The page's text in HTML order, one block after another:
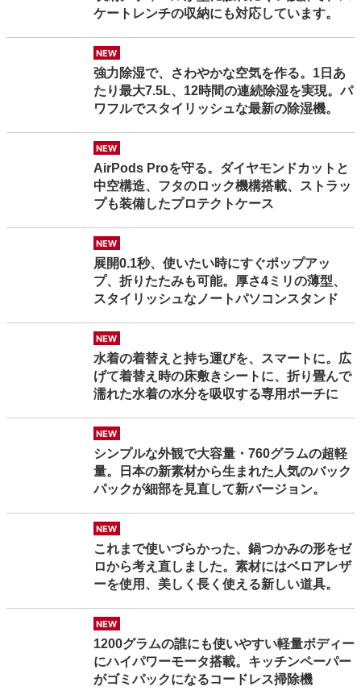
ケートレンチの収納にも対応しています。
強力除湿で、さわやかな空気を作る。1日あ
たり最大7.5L、12時間の連続除湿を実現。パ
ワフルでスタイリッシュな最新の除湿機。
AirPods Proを守る。ダイヤモンドカットと
中空構造、フタのロック機構搭載、ストラッ
プも装備したプロテクトケース
展開0.1秒、使いたい時にすぐポップアッ
プ、折りたたみも可能。厚さ4ミリの薄型、
スタイリッシュなノートパソコンスタンド
水着の着替えと持ち運びを、スマートに。広
げて着替え時の床敷きシートに、折り畳んで
濡れた水着の水分を吸収する専用ポーチに
シンプルな外観で大容量・760グラムの超軽
量。日本の新素材から生まれた人気のバック
パックが細部を見直して新バージョン。
これまで使いづらかった、鍋つかみの形をゼ
ロから考え直しました。素材にはベロアレザ
ーを使用、美しく長く使える新しい道具。
1200グラムの誰にも使いやすい軽量ボディー
にハイパワーモータ搭載。キッチンペーパー
がゴミパックになるコードレス掃除機